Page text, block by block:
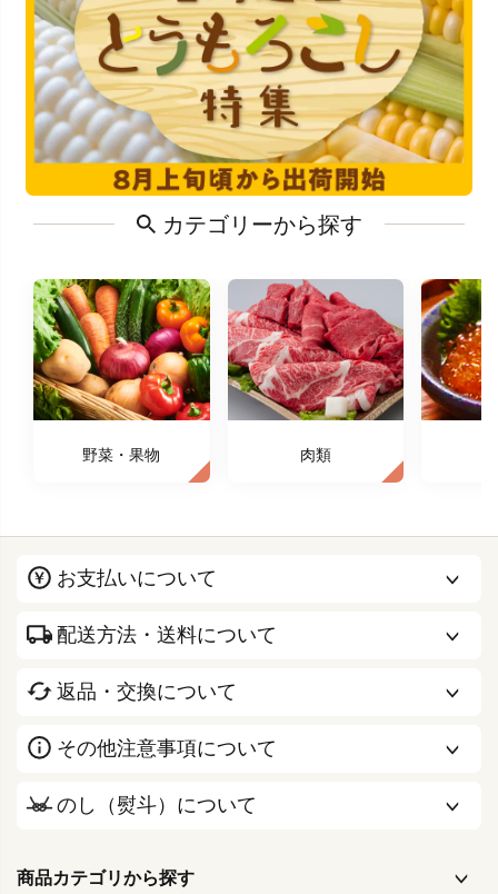
カテゴリーから探す
野菜・果物 肉類
お支払いについて
配送方法・送料について
返品・交換について
その他注意事項について
のし（熨斗）について
商品カテゴリから探す